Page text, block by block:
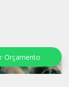
Orçamento